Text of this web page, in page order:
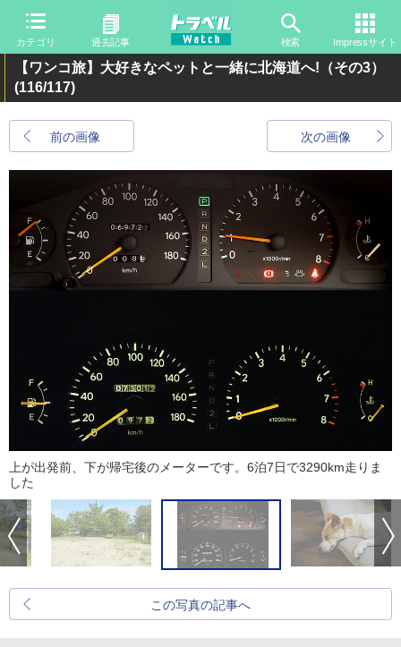
カテゴリ 過去記事 検索 Impressサイト
【ワンコ旅】大好きなペットと一緒に北海道へ!（その3）
(116/117)
前の画像 次の画像
上が出発前、下が帰宅後のメーターです。6泊7日で3290km走りま
した
この写真の記事へ